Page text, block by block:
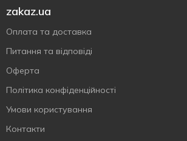
zakaz.ua
Оплата та доставка
Питання та відповіді
Оферта
Політика конфіденційності
Умови користування
Контакти